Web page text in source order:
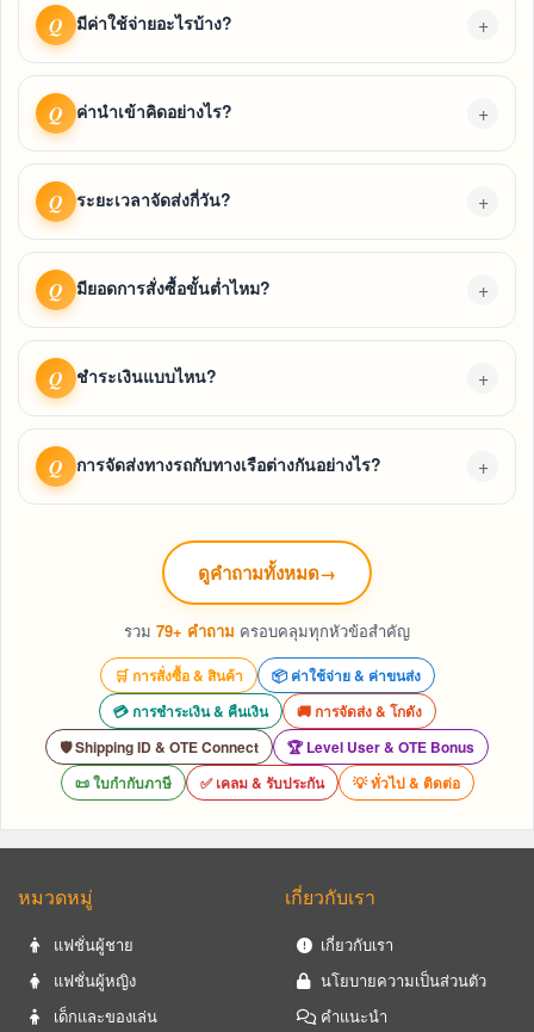
Q มีค่าใช้จ่ายอะไรบ้าง? +
Q ค่านำเข้าคิดอย่างไร? +
Q ระยะเวลาจัดส่งกี่วัน? +
Q มียอดการสั่งซื้อขั้นต่ำไหม? +
Q ชำระเงินแบบไหน? +
Q การจัดส่งทางรถกับทางเรือต่างกันอย่างไร? +
ดูคำถามทั้งหมด→
รวม 79+ คำถาม ครอบคลุมทุกหัวข้อสำคัญ
🛒 การสั่งซื้อ & สินค้า
📦 ค่าใช้จ่าย & ค่าขนส่ง
💳 การชำระเงิน & คืนเงิน
🚚 การจัดส่ง & โกดัง
🛡️ Shipping ID & OTE Connect
🏆 Level User & OTE Bonus
📜 ใบกำกับภาษี
✅ เคลม & รับประกัน 💡 ทั่วไป & ติดต่อ
หมวดหมู่
แฟชั่นผู้ชาย
แฟชั่นผู้หญิง
เด็กและของเล่น
เกี่ยวกับเรา
เกี่ยวกับเรา
นโยบายความเป็นส่วนตัว
คำแนะนำ